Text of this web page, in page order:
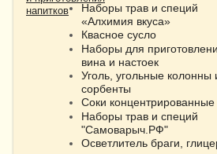
Наборы трав и специй
«Алхимия вкуса»
Квасное сусло
Наборы для
вина и настоек
Уголь, угольные колонны
сорбенты
Соки концентрированные
Наборы трав и специй
"Самоварыч.РФ"
Осветлитель браги,